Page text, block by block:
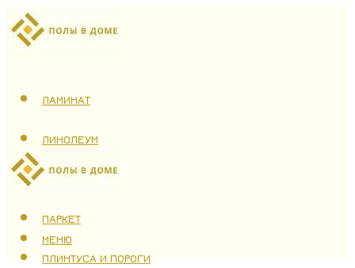
ЛАМИНАТ
ЛИНОЛЕУМ
ТЕПЛЫЙ ПОЛ
ПАРКЕТ
ПЛИНТУСА И ПОРОГИ
МЕНЮ